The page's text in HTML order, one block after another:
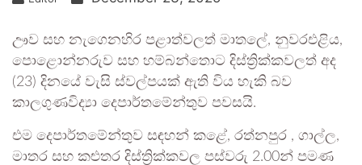
ඌව සහ නැගෙනහිර පළාත්වලත් මාතලේ, නුවරඑළිය,
පොළොන්නරුව සහ හම්බන්තොට දිස්ත්‍රික්කවලත් අද
(23) දිනයේ වැසි ස්වල්පයක් ඇති විය හැකි බව
කාලගුණවිද්‍යා දෙපාර්තමේන්තුව පවසයි.
එම දෙපාර්තමේන්තුව සඳහන් කළේ, රත්නපුර , ගාල්ල,
මාතර සහ කළුතර දිස්ත්‍රික්කවල පස්වරු 2.00න් පමණ